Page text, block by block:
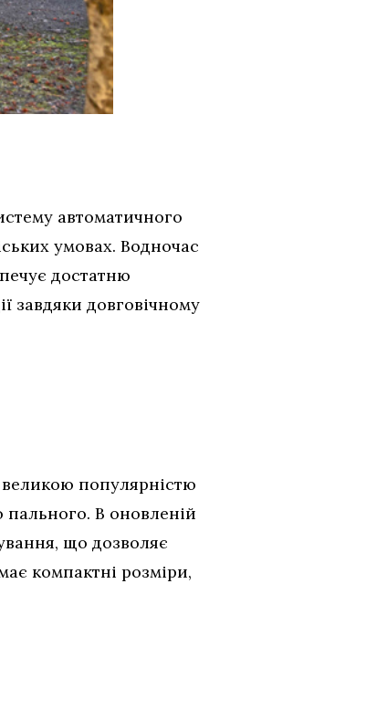
автоматичного
умовах. Водночас
достатню
завдяки довговічному
великою популярністю
В оновленій
що дозволяє
компактні розміри,